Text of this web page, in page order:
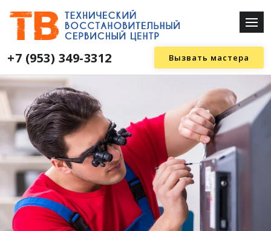
+7 (953) 349-3312 Вызвать мастера